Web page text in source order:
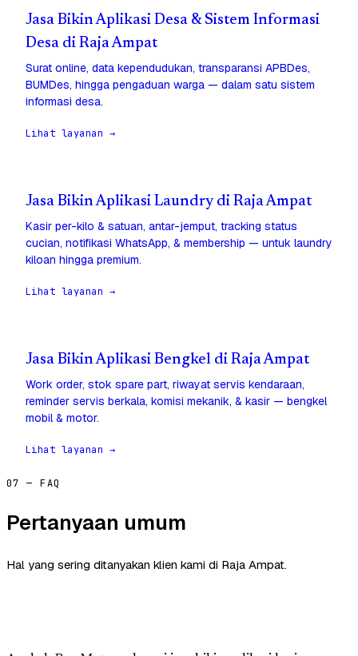
Jasa Bikin Aplikasi Desa & Sistem Informasi
Desa di Raja Ampat
Surat online, data kependudukan, transparansi APBDes,
BUMDes, hingga pengaduan warga — dalam satu sistem
informasi desa.
Lihat layanan →
Jasa Bikin Aplikasi Laundry di Raja Ampat
Kasir per-kilo & satuan, antar-jemput, tracking status
cucian, notifikasi WhatsApp, & membership — untuk laundry
kiloan hingga premium.
Lihat layanan →
Jasa Bikin Aplikasi Bengkel di Raja Ampat
Work order, stok spare part, riwayat servis kendaraan,
reminder servis berkala, komisi mekanik, & kasir — bengkel
mobil & motor.
Lihat layanan →
07 — FAQ
Pertanyaan umum
Hal yang sering ditanyakan klien kami di Raja Ampat.